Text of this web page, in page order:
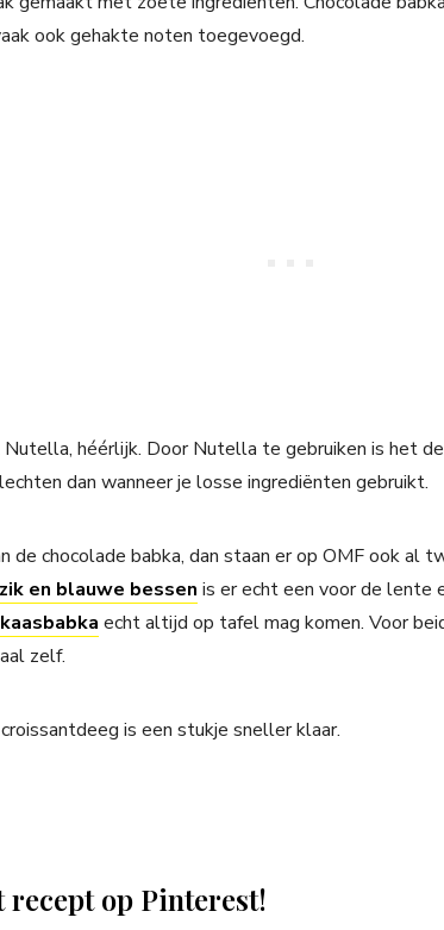
ook gehakte noten toegevoegd.
héérlijk. Door Nutella te gebruiken is het
dan wanneer je losse ingrediënten gebruikt.
de chocolade babka, dan staan er op OMF ook al
en blauwe bessen is er echt een voor de lente
echt altijd op tafel mag komen. Voor
zelf.
is een stukje sneller klaar.
recept op Pinterest!